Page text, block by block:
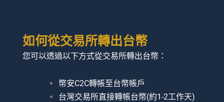
如何從交易所轉出台幣​
您可以透過以下方式從交易所轉出台幣：
幣安C2C轉帳至台幣帳戶
台灣交易所直接轉帳台幣(約1-2工作天)